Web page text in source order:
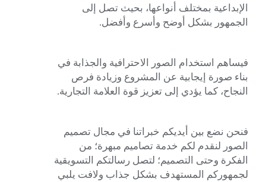
الإبداعية بمختلف أنواعها، بحيث تصل إلى
الجمهور بشكل أوضح وأسرع وأفضل.
فيساهم استخدام الصور الاحترافية والجذابة في
بناء صورة إيجابية عن المشروع وزيادة فرص
النجاح، كما يؤدي إلى تعزيز قوة العلامة التجارية.
فنحن نضع بين أيديكم خبراتنا في مجال تصميم
الصور لنقدم لكم خدمة تصاميم مبهرة؛ من
الفكرة وحتى التصميم؛ لتصل رسالتكم التسويقية
لجمهوركم المستهدف بشكل جذاب ولافت يلبي